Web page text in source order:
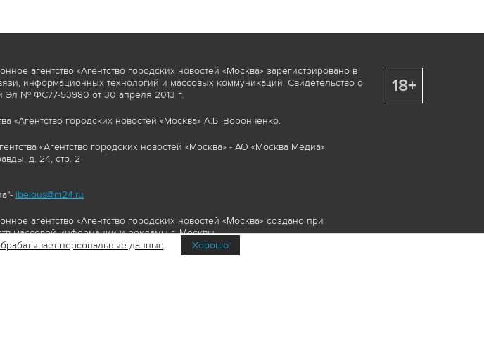
агентство «Агентство городских новостей «Москва» зарегистрировано в
информационных технологий и массовых коммуникаций. Свидетельство о
Эл № ФС77-53980 от 30 апреля 2013 г.
«Агентство городских новостей «Москва» А.Б. Воронченко.
«Агентство городских новостей «Москва» - АО «Москва Медиа».
д. 24, стр. 2
ibelous@m24.ru
агентство «Агентство городских новостей «Москва» создано при
массовой информации и рекламы г. Москвы.
товарные знаки и иные охраняемые элементы, включая, но, не
18+
персональные данные Хорошо